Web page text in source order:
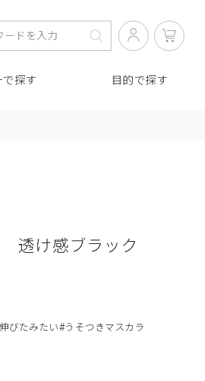
で探す 目的で探す
透け感ブラック
びたみたい#うそつきマスカラ